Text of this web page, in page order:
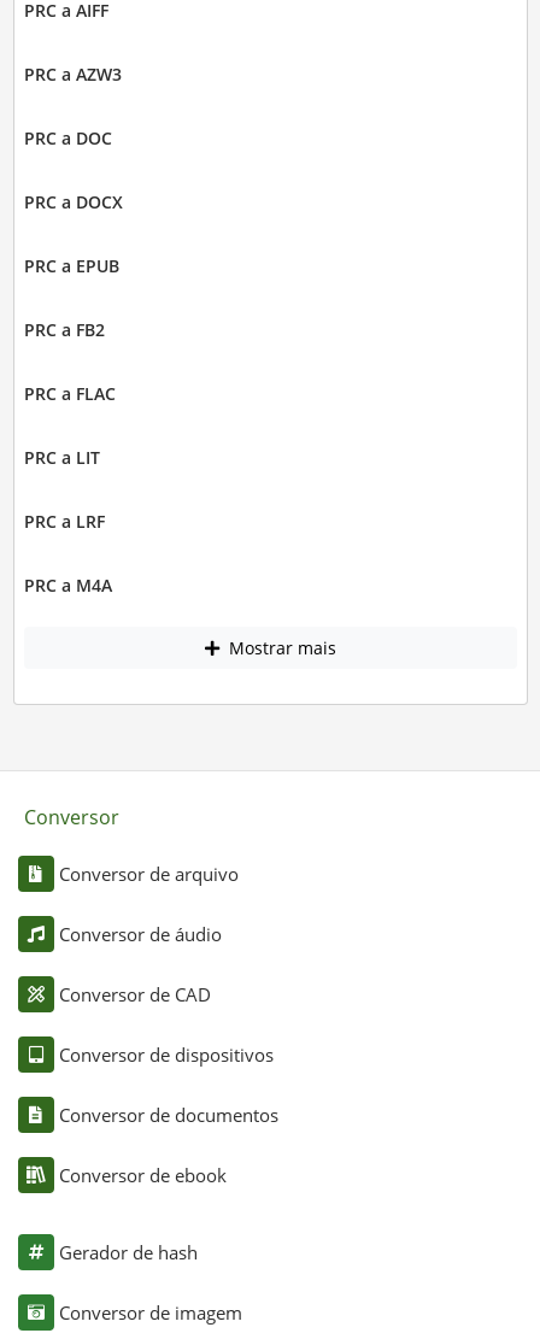
PRC a AIFF
PRC a AZW3
PRC a DOC
PRC a DOCX
PRC a EPUB
PRC a FB2
PRC a FLAC
PRC a LIT
PRC a LRF
PRC a M4A
Mostrar mais
Conversor
Conversor de arquivo
Conversor de áudio
Conversor de CAD
Conversor de dispositivos
Conversor de documentos
Conversor de ebook
Gerador de hash
Conversor de imagem